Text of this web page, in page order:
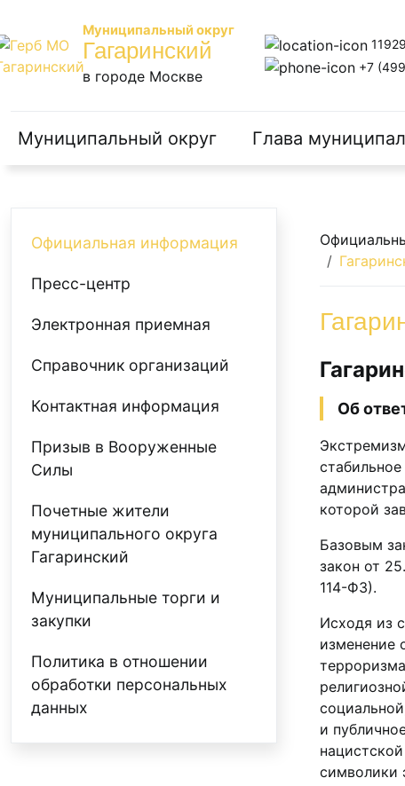
Муниципальный округ
Гагаринский
в городе Москве
+7
Муниципальный округ Глава
Официальная информация
Пресс-центр
Электронная приемная
Справочник организаций
Контактная информация
Призыв в Вооруженные
Силы
Почетные жители
муниципального округа
Гагаринский
Муниципальные торги и
закупки
Политика в отношении
обработки персональных
данных
Об
которой
Базовым
закон от
114-ФЗ).
Исходя из
изменение
и
символики